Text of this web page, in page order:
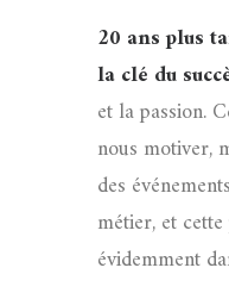
20 ans plus
la clé du
et la passion.
nous motiver,
des
métier, et
évidemment